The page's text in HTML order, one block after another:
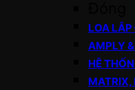
LOA
AMPLY
HỆ
MATRIX,